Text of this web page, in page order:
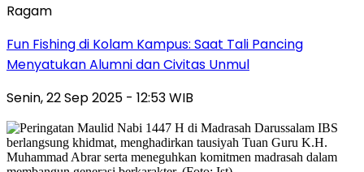
Ragam
Fun Fishing di Kolam Kampus: Saat Tali Pancing
Menyatukan Alumni dan Civitas Unmul
Senin, 22 Sep 2025 - 12:53 WIB